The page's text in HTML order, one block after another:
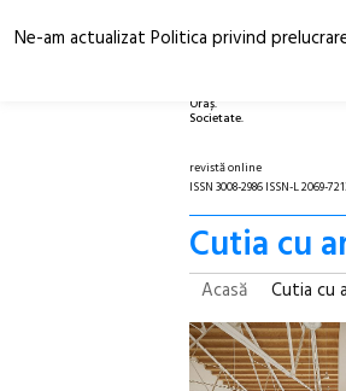
Oraș.
Societate.
revistă online
ISSN 3008-2986 ISSN-L 2069-
Cutia cu
Acasă Cutia cu
Ne-am actualizat Politica privind